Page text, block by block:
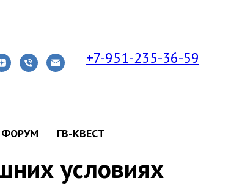
+7-951-235-36-59
ГВ-КВЕСТ
условиях